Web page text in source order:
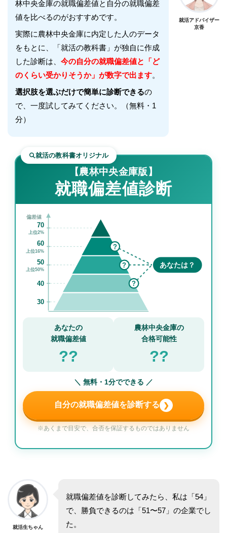
林中央金庫の就職偏差値と自分の就職偏差
値を比べるのがおすすめです。
実際に農林中央金庫に内定した人のデータ
をもとに、「就活の教科書」が独自に作成
した診断は、 今の自分の就職偏差値と「ど
のくらい受かりそうか」が数字で出ます。
選択肢を選ぶだけで簡単に診断できるの
で、一度試してみてください。（無料・1
分）
就活アドバイザー
京香
就活の教科書オリジナル
【農林中央金庫版】
就職偏差値診断
偏差値
70
上位2%
60
上位16%
50
上位50%
40
30
?
?
?
あなたは？
あなたの
就職偏差値
??
農林中央金庫の
合格可能性
??
＼ 無料・1分でできる ／
自分の就職偏差値を診断する ❯
※あくまで目安で、合否を保証するものではありません
就活生ちゃん
就職偏差値を診断してみたら、私は「54」
で、勝負できるのは「51〜57」の企業でし
た。